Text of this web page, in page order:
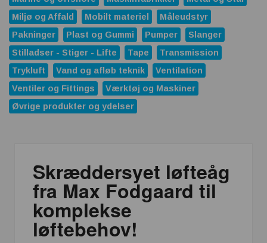
Miljø og Affald
Mobilt materiel
Måleudstyr
Pakninger
Plast og Gummi Pumper
Slanger
Stilladser - Stiger - Lifte
Tape
Transmission
Trykluft
Vand og afløb teknik
Ventilation
Ventiler og Fittings
Værktøj og Maskiner
Øvrige produkter og ydelser
Skræddersyet løfteåg
fra Max Fodgaard til
komplekse
løftebehov!